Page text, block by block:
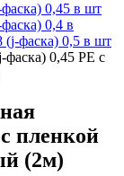
0,45 в шт
0,4 в
(j-фаска) 0,5 в шт
0,45 PE с
пленкой
(2м)